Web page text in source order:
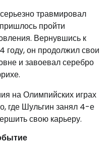
травмировал
пройти
Вернувшись к
году, он продолжил свои
и завоевал серебро
на Олимпийских играх
где Шульгин занял 4-е
свою карьеру.